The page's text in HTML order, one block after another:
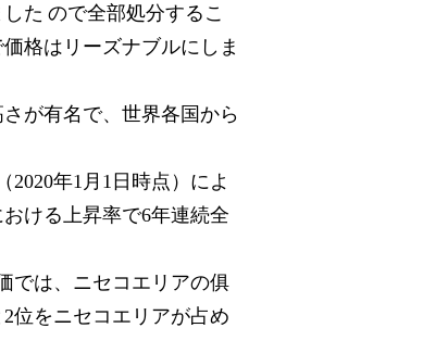
た ので全部処分するこ
格はリーズナブルにしま
が有名で、世界各国から
2020年1 月 1 日時点）によ
ける上昇率で6年連続全
では、ニセコエリアの俱
2位をニセコエリアが占め